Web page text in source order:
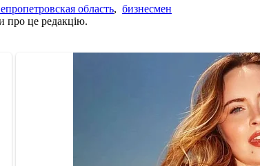
область, бизнесмен
про це редакцію.